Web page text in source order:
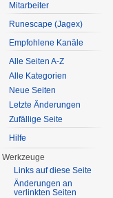
Mitarbeiter
Runescape (Jagex)
Empfohlene Kanäle
Alle Seiten A-Z
Alle Kategorien
Neue Seiten
Letzte Änderungen
Zufällige Seite
Hilfe
Werkzeuge
Links auf diese Seite
Änderungen an
verlinkten Seiten